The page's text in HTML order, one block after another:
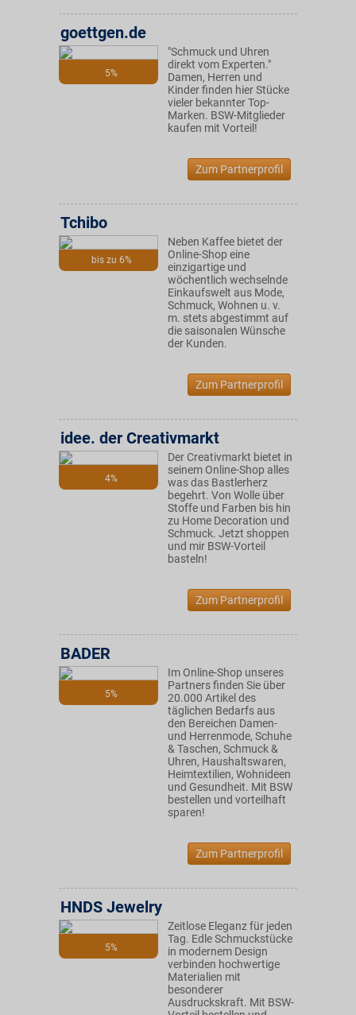
5%
goettgen.de
"Schmuck und Uhren
direkt vom Experten."
Damen, Herren und
Kinder finden hier Stücke
vieler bekannter Top-
Marken. BSW-Mitglieder
kaufen mit Vorteil!
Zum Partnerprofil
bis zu 6%
Tchibo
Neben Kaffee bietet der
Online-Shop eine
einzigartige und
wöchentlich wechselnde
Einkaufswelt aus Mode,
Schmuck, Wohnen u. v.
m. stets abgestimmt auf
die saisonalen Wünsche
der Kunden.
Zum Partnerprofil
4%
idee. der Creativmarkt
Der Creativmarkt bietet in
seinem Online-Shop alles
was das Bastlerherz
begehrt. Von Wolle über
Stoffe und Farben bis hin
zu Home Decoration und
Schmuck. Jetzt shoppen
und mir BSW-Vorteil
basteln!
Zum Partnerprofil
5%
BADER
Im Online-Shop unseres
Partners finden Sie über
20.000 Artikel des
täglichen Bedarfs aus
den Bereichen Damen-
und Herrenmode, Schuhe
& Taschen, Schmuck &
Uhren, Haushaltswaren,
Heimtextilien, Wohnideen
und Gesundheit. Mit BSW
bestellen und vorteilhaft
sparen!
Zum Partnerprofil
5%
HNDS Jewelry
Zeitlose Eleganz für jeden
Tag. Edle Schmuckstücke
in modernem Design
verbinden hochwertige
Materialien mit
besonderer
Ausdruckskraft. Mit BSW-